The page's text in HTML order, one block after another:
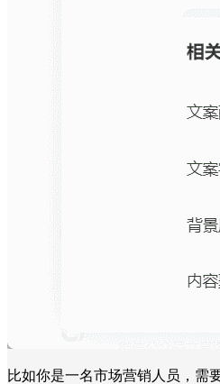
比如你是一名市场营销人员，需